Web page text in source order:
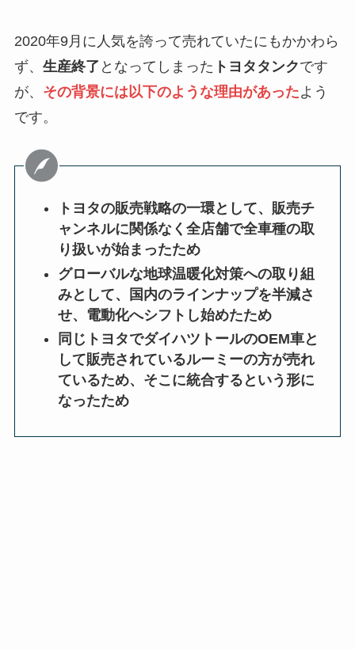
2020年9月に人気を誇って売れていたにもかかわら
ず、 生産終了 となってしまった トヨタタンクです
が、 その背景には以下のような理由があったよう
です。
トヨタの販売戦略の一環として、販売チ
ャンネルに関係なく全店舗で全車種の取
り扱いが始まったため
グローバルな地球温暖化対策への取り組
みとして、国内のラインナップを半減さ
せ、電動化へシフトし始めたため
同じトヨタでダイハツトールのOEM車と
して販売されているルーミーの方が売れ
ているため、そこに統合するという形に
なったため